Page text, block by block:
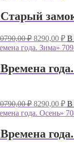
₽
цена
составляла
8290,00 ₽ В
₽
цена
составляла
8290,00 ₽ В